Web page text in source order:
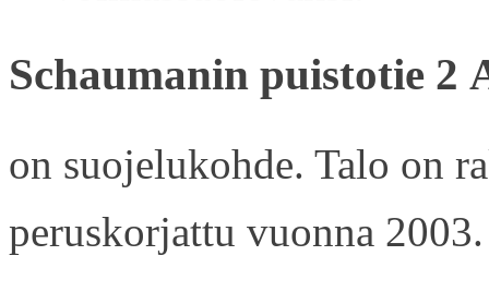
Schaumanin puistotie 2
on suojelukohde. Talo on
peruskorjattu vuonna 2003.